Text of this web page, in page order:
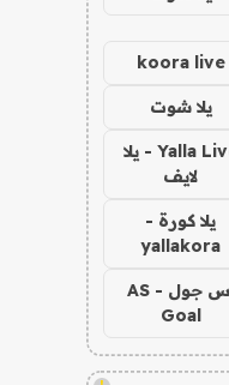
koora live
يلا شوت
Yalla Live - يلا
لايف
يلا كورة -
yallakora
اس جول - AS
Goal